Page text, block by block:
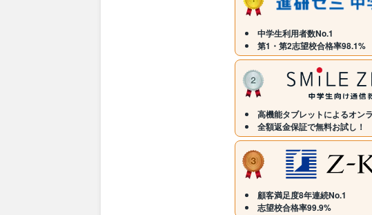
中学生利用者数No.1
第1・第2志望校合格率98.1%
高機能タブレットによるオン
全額返金保証で無料お試し！
顧客満足度8年連続No.1
志望校合格率99.9%